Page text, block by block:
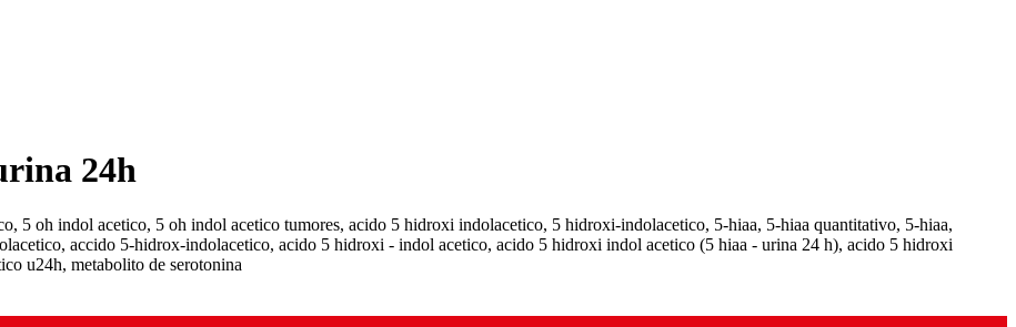
24h
5 oh indol acetico, 5 oh indol acetico tumores, acido 5 hidroxi indolacetico, 5 hidroxi-indolacetico, 5-hiaa, 5-hiaa quantitativo, 5-hiaa,
accido 5-hidrox-indolacetico, acido 5 hidroxi - indol acetico, acido 5 hidroxi indol acetico (5 hiaa - urina 24 h), acido 5 hidroxi
u24h, metabolito de serotonina